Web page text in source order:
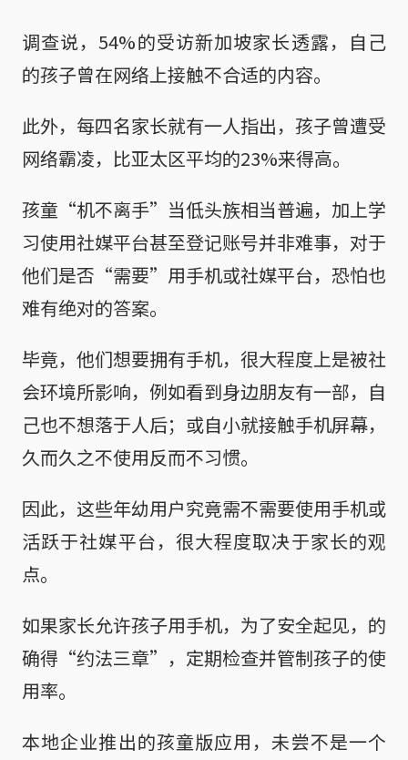
调查说，54%的受访新加坡家长透露，自己
的孩子曾在网络上接触不合适的内容。
此外，每四名家长就有一人指出，孩子曾遭受
网络霸凌，比亚太区平均的23%来得高。
孩童“机不离手”当低头族相当普遍，加上学
习使用社媒平台甚至登记账号并非难事，对于
他们是否“需要”用手机或社媒平台，恐怕也
难有绝对的答案。
毕竟，他们想要拥有手机，很大程度上是被社
会环境所影响，例如看到身边朋友有一部，自
己也不想落于人后；或自小就接触手机屏幕，
久而久之不使用反而不习惯。
因此，这些年幼用户究竟需不需要使用手机或
活跃于社媒平台，很大程度取决于家长的观
点。
如果家长允许孩子用手机，为了安全起见，的
确得“约法三章”，定期检查并管制孩子的使
用率。
本地企业推出的孩童版应用，未尝不是一个